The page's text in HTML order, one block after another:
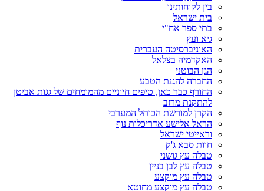
בין לקוחותינו
בית ישראל
בתי ספר אח"י
גיא ועץ
האוניברסיטה העברית
האקדמיה בצלאל
הגן הבוטני
החברה להגנת הטבע
החורף כבר כאן, טיפים חיוניים מהמומחים של גגות אביטן
להתקנת מרזב
הקרן למורשת הכותל המערבי
הראל אלישע אדריכלות נוף
וראייטי ישראל
חוות סבא ג'ק
טבלה עץ גושני
טבלה עץ לבן בניין
טבלה עץ מוקצע
טבלה עץ מוקצע מחוטא